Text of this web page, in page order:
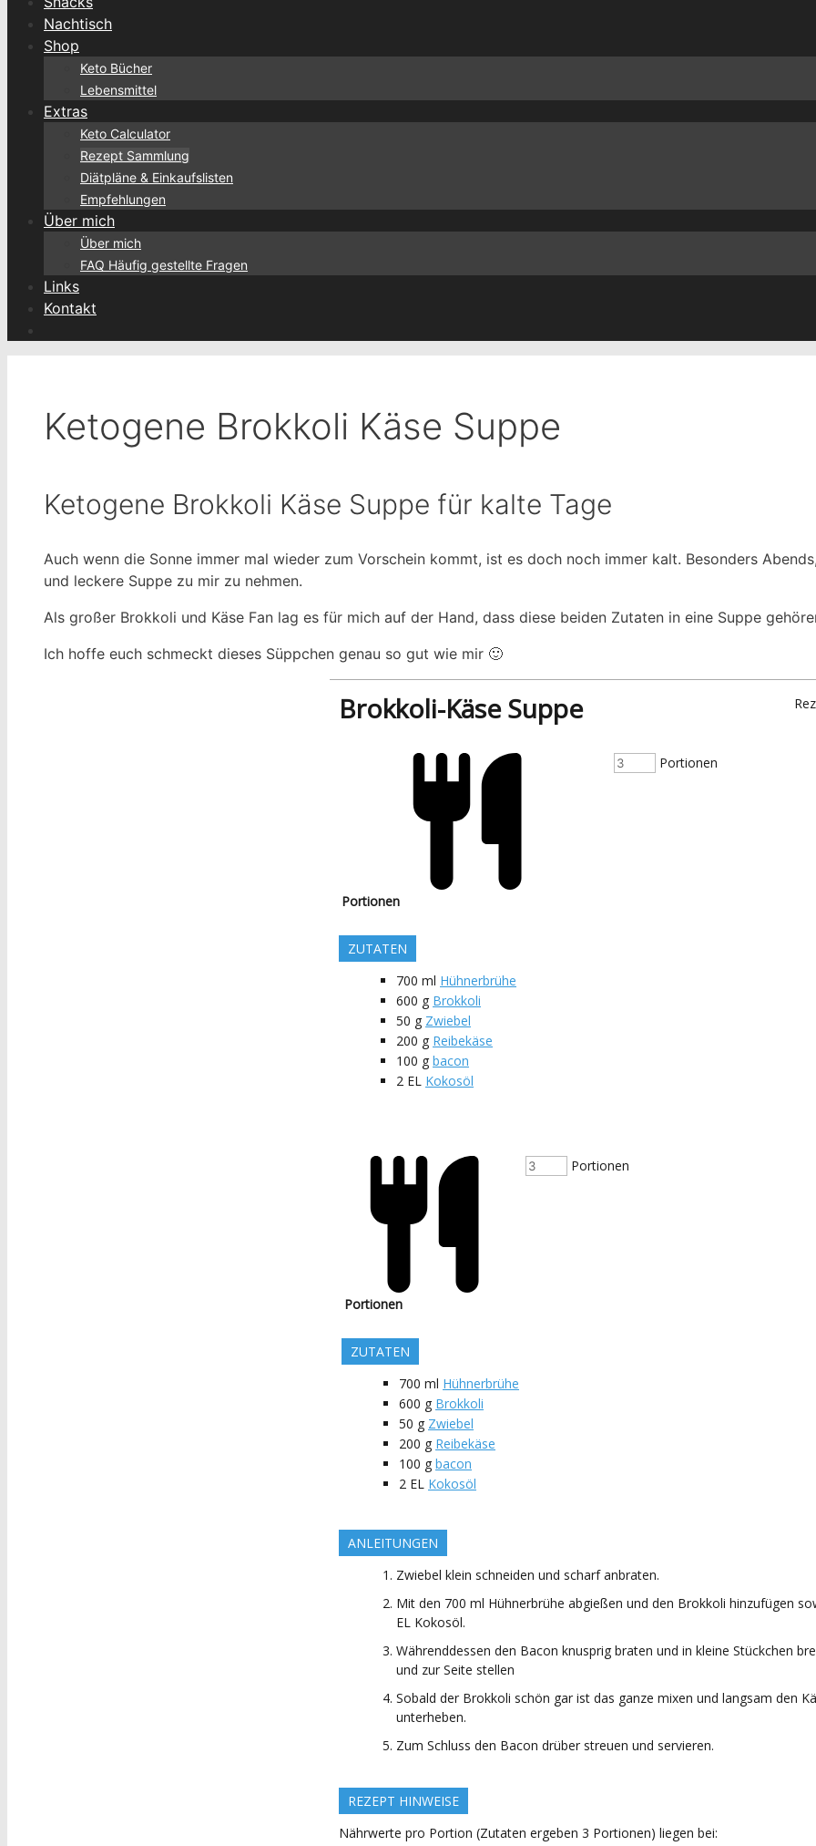
Nachtisch
Shop
Keto Bücher
Lebensmittel
Extras
Keto Calculator
Rezept Sammlung
Diätpläne & Einkaufslisten
Empfehlungen
Über mich
Über mich
FAQ Häufig gestellte Fragen
Links
Kontakt
Ketogene Brokkoli Käse Suppe
Ketogene Brokkoli Käse Suppe für kalte Tage
Auch wenn die Sonne immer mal wieder zum Vorschein kommt, ist es doch noch immer kalt. Besonders
und leckere Suppe zu mir zu nehmen.
Als großer Brokkoli und Käse Fan lag es für mich auf der Hand, dass diese beiden Zutaten in eine Suppe
Ich hoffe euch schmeckt dieses Süppchen genau so gut wie mir 🙂
Brokkoli-Käse Suppe
Portionen
Portionen
ZUTATEN
700 ml Hühnerbrühe
600 g Brokkoli
50 g Zwiebel
200 g Reibekäse
100 g bacon
2 EL Kokosöl
Portionen
Portionen
ZUTATEN
700 ml Hühnerbrühe
600 g Brokkoli
50 g Zwiebel
200 g Reibekäse
100 g bacon
2 EL Kokosöl
ANLEITUNGEN
Zwiebel klein schneiden und scharf anbraten.
Mit den 700 ml Hühnerbrühe abgießen und den Brokkoli hinzufügen
EL Kokosöl.
Währenddessen den Bacon knusprig braten und in kleine Stückchen
und zur Seite stellen
Sobald der Brokkoli schön gar ist das ganze mixen und langsam den
unterheben.
Zum Schluss den Bacon drüber streuen und servieren.
REZEPT HINWEISE
Nährwerte pro Portion (Zutaten ergeben 3 Portionen) liegen bei: